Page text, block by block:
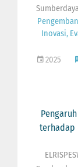
Inovasi,
2025
terhadap